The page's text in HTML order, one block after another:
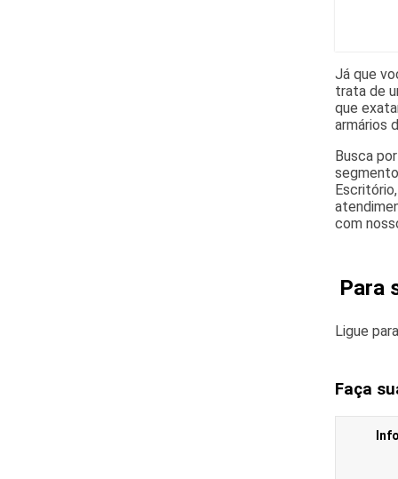
Já que
trata de
que
armários
Busca
com
Para
Ligue
Faça